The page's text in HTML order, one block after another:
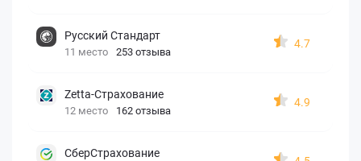
Русский Стандарт
11 место 253 отзыва
4.7
Zetta-Страхование
12 место 162 отзыва
4.9
СберСтрахование